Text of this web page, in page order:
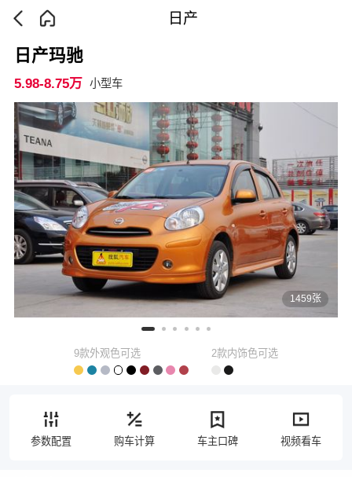
日产
1459张
日产玛驰
5.98-8.75万 小型车
9款外观色可选 2款内饰色可选
参数配置 购车计算 车主口碑 视频看车